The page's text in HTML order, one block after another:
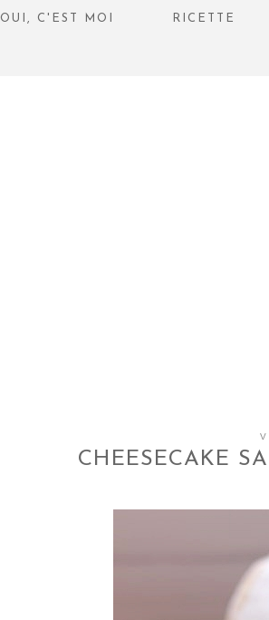
OUI, C'EST MOI RICETTE
CHEESECAKE